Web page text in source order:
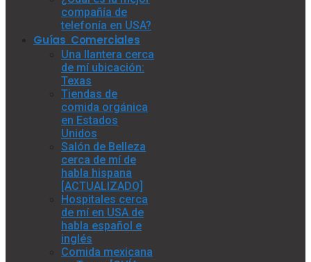
compañía de
telefonía en USA?
Guías Comerciales
Una llantera cerca
de mí ubicación:
Texas
Tiendas de
comida orgánica
en Estados
Unidos
Salón de Belleza
cerca de mí de
habla hispana
[ACTUALIZADO]
Hospitales cerca
de mí en USA de
habla español e
inglés
Comida mexicana